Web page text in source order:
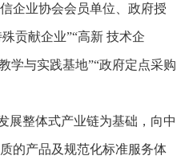
企业协会会员单位、政府授
贡献企业”“高新 技术企
学与实践基地”“政府定点采购
整体式产业链为基础，向中
的产品及规范化标准服务体